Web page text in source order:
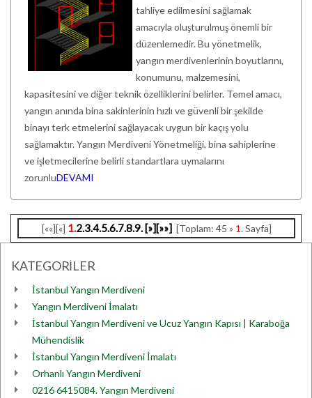
tahliye edilmesini sağlamak
amacıyla oluşturulmuş önemli bir
düzenlemedir. Bu yönetmelik,
yangın merdivenlerinin boyutlarını,
konumunu, malzemesini,
kapasitesini ve diğer teknik özelliklerini belirler. Temel amacı,
yangın anında bina sakinlerinin hızlı ve güvenli bir şekilde
binayı terk etmelerini sağlayacak uygun bir kaçış yolu
sağlamaktır. Yangın Merdiveni Yönetmeliği, bina sahiplerine
ve işletmecilerine belirli standartlara uymalarını
zorunluDEVAMI
[««][«] 1.2.3.4.5.6.7.8.9.[»][»»] [Toplam: 45 » 1.Sayfa]
KATEGORİLER
İstanbul Yangın Merdiveni
Yangın Merdiveni İmalatı
İstanbul Yangın Merdiveni ve Ucuz Yangın Kapısı | Karaboğa
Mühendislik
İstanbul Yangın Merdiveni İmalatı
Orhanlı Yangın Merdiveni
0216 6415084. Yangın Merdiveni